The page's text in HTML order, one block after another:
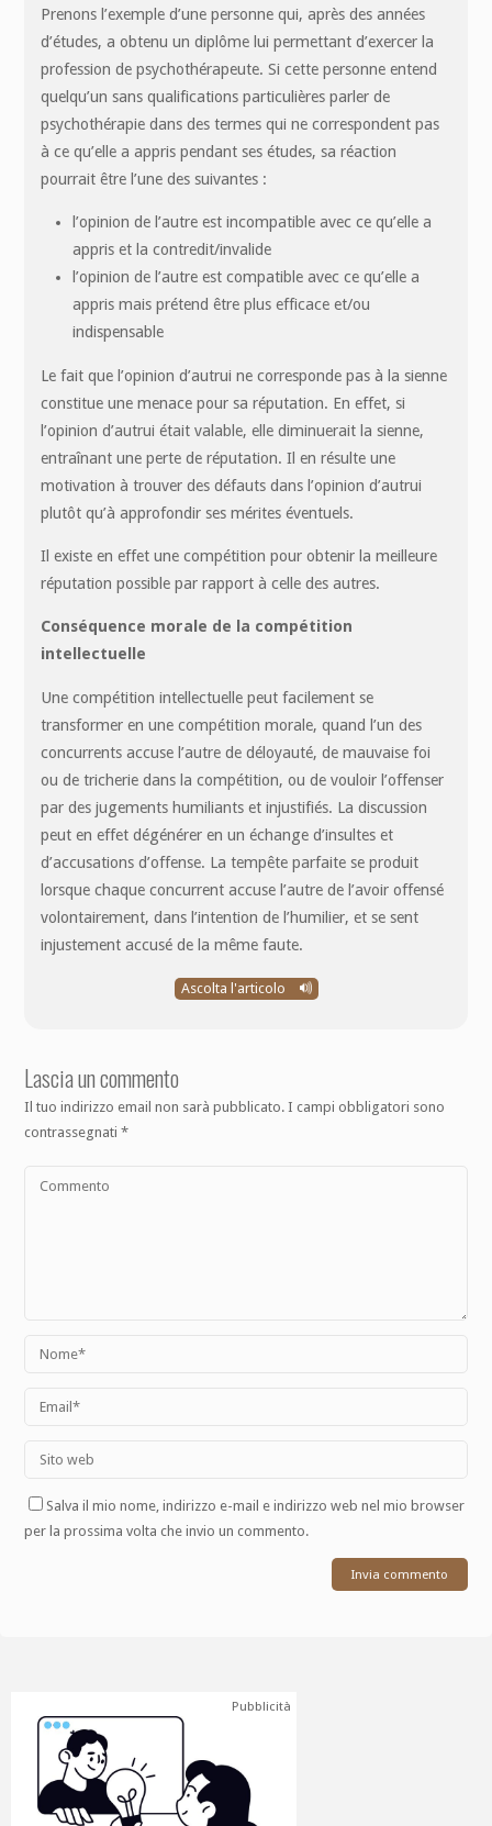
Prenons l’exemple d’une personne qui, après des années
d’études, a obtenu un diplôme lui permettant d’exercer la
profession de psychothérapeute. Si cette personne entend
quelqu’un sans qualifications particulières parler de
psychothérapie dans des termes qui ne correspondent pas
à ce qu’elle a appris pendant ses études, sa réaction
pourrait être l’une des suivantes :
l’opinion de l’autre est incompatible avec ce qu’elle a
appris et la contredit/invalide
l’opinion de l’autre est compatible avec ce qu’elle a
appris mais prétend être plus efficace et/ou
indispensable
Le fait que l’opinion d’autrui ne corresponde pas à la sienne
constitue une menace pour sa réputation. En effet, si
l’opinion d’autrui était valable, elle diminuerait la sienne,
entraînant une perte de réputation. Il en résulte une
motivation à trouver des défauts dans l’opinion d’autrui
plutôt qu’à approfondir ses mérites éventuels.
Il existe en effet une compétition pour obtenir la meilleure
réputation possible par rapport à celle des autres.
Conséquence morale de la compétition
intellectuelle
Une compétition intellectuelle peut facilement se
transformer en une compétition morale, quand l’un des
concurrents accuse l’autre de déloyauté, de mauvaise foi
ou de tricherie dans la compétition, ou de vouloir l’offenser
par des jugements humiliants et injustifiés. La discussion
peut en effet dégénérer en un échange d’insultes et
d’accusations d’offense. La tempête parfaite se produit
lorsque chaque concurrent accuse l’autre de l’avoir offensé
volontairement, dans l’intention de l’humilier, et se sent
injustement accusé de la même faute.
Ascolta l'articolo
Lascia un commento
Il tuo indirizzo email non sarà pubblicato. I campi obbligatori sono
contrassegnati*
Salva il mio nome, indirizzo e-mail e indirizzo web nel mio browser
per la prossima volta che invio un commento.
Pubblicità